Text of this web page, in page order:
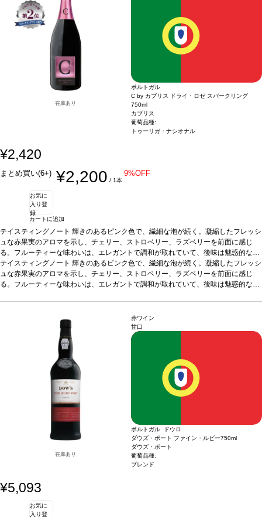
価格が同様の場合は自動的に次のヴィンテージに変更されますのでご了承くださ
在庫あり
ポルトガル
C by カブリス ドライ・ロゼ スパークリング
750ml
カブリス
葡萄品種:
トゥーリガ・ナシオナル
¥2,420
まとめ買い(6+) ¥2,200 / 1本
9%OFF
お気に
入り登
録
カートに追加
テイスティングノート 輝きのあるピンク色で、繊細な泡が続く。凝縮したフレッシ
ュな赤果実のアロマを示し、チェリー、ストロベリー、ラズベリーを前面に感じ
る。フルーティーな味わいは、エレガントで調和が取れていて、後味は魅惑的なム
ースのよう。合う料理前菜、地中海料理、中華料理、インド料理、日本料理など
と好相性。レジャーのお供にも最適。葡萄品種トウリガ・ナシオナル 100%
テイスティングノート 輝きのあるピンク色で、繊細な泡が続く。凝縮したフレッシ
ュな赤果実のアロマを示し、チェリー、ストロベリー、ラズベリーを前面に感じ
る。フルーティーな味わいは、エレガントで調和が取れていて、後味は魅惑的なム
在庫あり
赤ワイン
甘口
ポルトガル ドウロ
ダウズ・ポート ファイン・ルビー750ml
ダウズ・ポート
葡萄品種:
ブレンド
¥5,093
お気に
入り登